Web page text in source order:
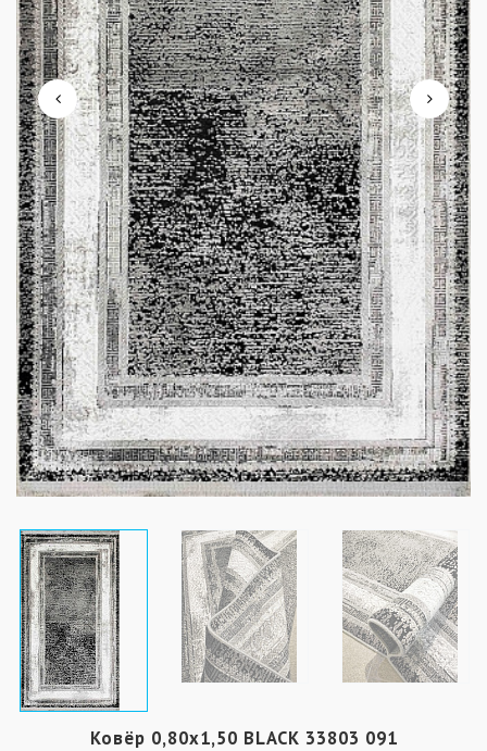
Ковёр 0,80х1,50 BLACK 33803 091